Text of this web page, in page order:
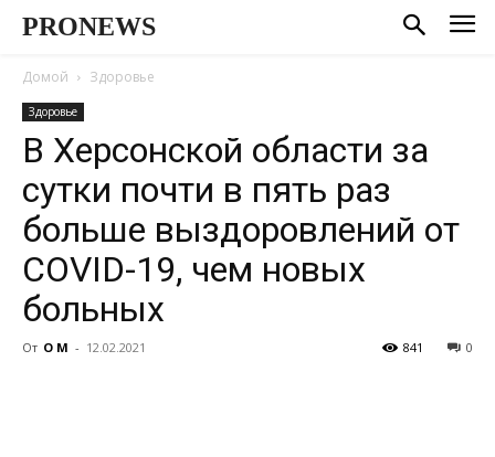
PRONEWS
Домой Здоровье
Здоровье
В Херсонской области за
сутки почти в пять раз
больше выздоровлений от
COVID-19, чем новых
больных
От О М - 12.02.2021 0
841